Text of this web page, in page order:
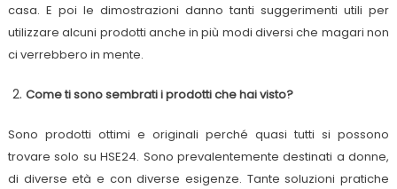
casa. E poi le dimostrazioni danno tanti suggerimenti utili per
utilizzare alcuni prodotti anche in più modi diversi che magari non
ci verrebbero in mente.
Come ti sono sembrati i prodotti che hai visto?
Sono prodotti ottimi e originali perché quasi tutti si possono
trovare solo su HSE24. Sono prevalentemente destinati a donne,
di diverse età e con diverse esigenze. Tante soluzioni pratiche